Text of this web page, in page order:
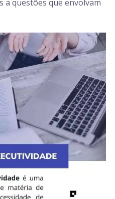
a questões que envolvam